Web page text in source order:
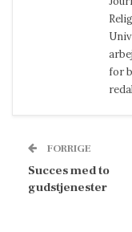
for
FORRIGE
Succes med to
gudstjenester